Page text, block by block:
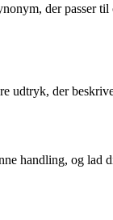
der passer
udtryk, der
handling, og lad